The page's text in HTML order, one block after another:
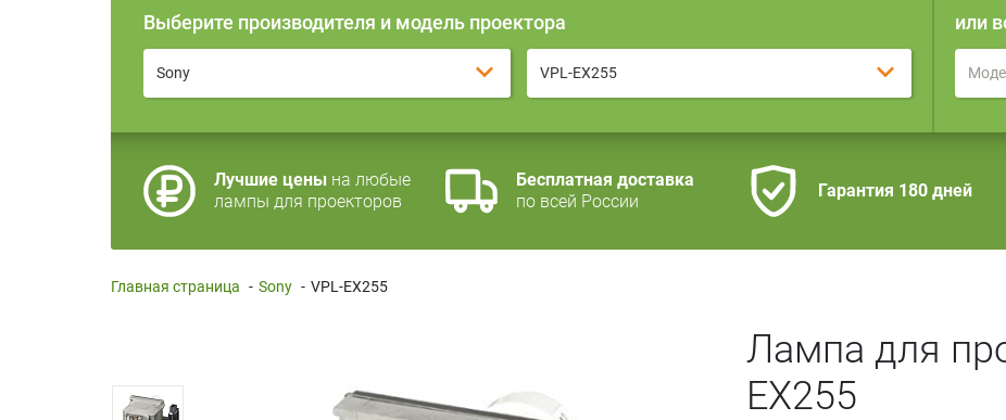
Выберите производителя и модель проектора
Sony VPL-EX255
или
Лучшие цены на любые
лампы для проекторов
Бесплатная доставка
по всей России
Гарантия 180 дней
Главная страница - Sony - VPL-EX255
Лампа для
EX255